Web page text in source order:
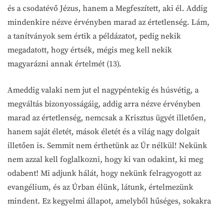
és a csodatévő Jézus, hanem a Megfeszített, aki él. Addig
mindenkire nézve érvényben marad az értetlenség. Lám,
a tanítványok sem értik a példázatot, pedig nekik
megadatott, hogy értsék, mégis meg kell nekik
magyarázni annak értelmét (13).
Ameddig valaki nem jut el nagypéntekig és húsvétig, a
megváltás bizonyosságáig, addig arra nézve érvényben
marad az értetlenség, nemcsak a Krisztus ügyét illetően,
hanem saját életét, mások életét és a világ nagy dolgait
illetően is. Semmit nem érthetünk az Úr nélkül! Nekünk
nem azzal kell foglalkozni, hogy ki van odakint, ki meg
odabent! Mi adjunk hálát, hogy nekünk felragyogott az
evangélium, és az Úrban élünk, látunk, értelmezünk
mindent. Ez kegyelmi állapot, amelyből hűséges, sokakra